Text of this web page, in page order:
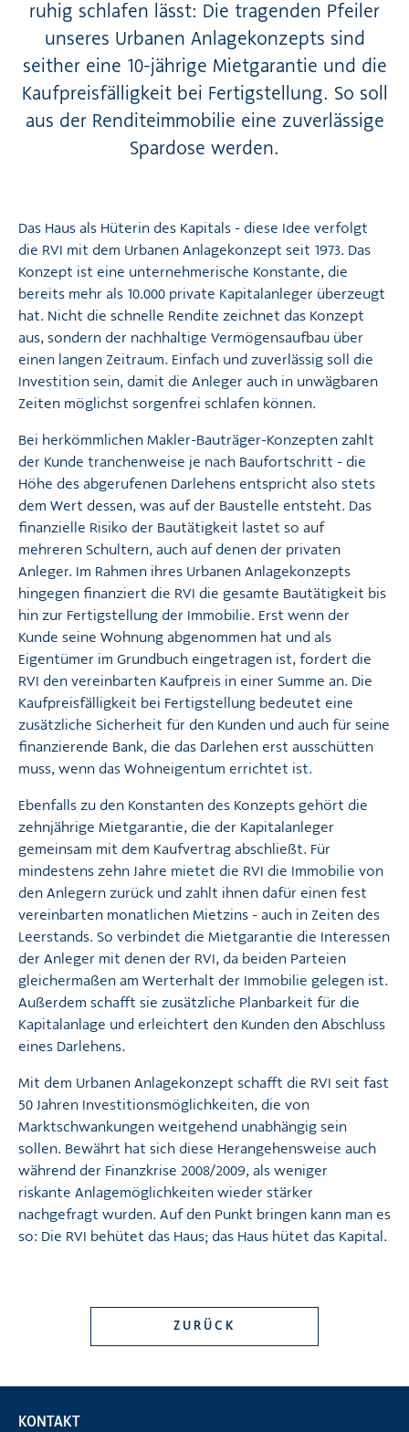
ruhig schlafen lässt: Die tragenden Pfeiler
unseres Urbanen Anlagekonzepts sind
seither eine 10-jährige Mietgarantie und die
Kaufpreisfälligkeit bei Fertigstellung. So soll
aus der Renditeimmobilie eine zuverlässige
Spardose werden.
Das Haus als Hüterin des Kapitals - diese Idee verfolgt
die RVI mit dem Urbanen Anlagekonzept seit 1973. Das
Konzept ist eine unternehmerische Konstante, die
bereits mehr als 10.000 private Kapitalanleger überzeugt
hat. Nicht die schnelle Rendite zeichnet das Konzept
aus, sondern der nachhaltige Vermögensaufbau über
einen langen Zeitraum. Einfach und zuverlässig soll die
Investition sein, damit die Anleger auch in unwägbaren
Zeiten möglichst sorgenfrei schlafen können.
Bei herkömmlichen Makler-Bauträger-Konzepten zahlt
der Kunde tranchenweise je nach Baufortschritt - die
Höhe des abgerufenen Darlehens entspricht also stets
dem Wert dessen, was auf der Baustelle entsteht. Das
finanzielle Risiko der Bautätigkeit lastet so auf
mehreren Schultern, auch auf denen der privaten
Anleger. Im Rahmen ihres Urbanen Anlagekonzepts
hingegen finanziert die RVI die gesamte Bautätigkeit bis
hin zur Fertigstellung der Immobilie. Erst wenn der
Kunde seine Wohnung abgenommen hat und als
Eigentümer im Grundbuch eingetragen ist, fordert die
RVI den vereinbarten Kaufpreis in einer Summe an. Die
Kaufpreisfälligkeit bei Fertigstellung bedeutet eine
zusätzliche Sicherheit für den Kunden und auch für seine
finanzierende Bank, die das Darlehen erst ausschütten
muss, wenn das Wohneigentum errichtet ist.
Ebenfalls zu den Konstanten des Konzepts gehört die
zehnjährige Mietgarantie, die der Kapitalanleger
gemeinsam mit dem Kaufvertrag abschließt. Für
mindestens zehn Jahre mietet die RVI die Immobilie von
den Anlegern zurück und zahlt ihnen dafür einen fest
vereinbarten monatlichen Mietzins - auch in Zeiten des
Leerstands. So verbindet die Mietgarantie die Interessen
der Anleger mit denen der RVI, da beiden Parteien
gleichermaßen am Werterhalt der Immobilie gelegen ist.
Außerdem schafft sie zusätzliche Planbarkeit für die
Kapitalanlage und erleichtert den Kunden den Abschluss
eines Darlehens.
Mit dem Urbanen Anlagekonzept schafft die RVI seit fast
50 Jahren Investitionsmöglichkeiten, die von
Marktschwankungen weitgehend unabhängig sein
sollen. Bewährt hat sich diese Herangehensweise auch
während der Finanzkrise 2008/2009, als weniger
riskante Anlagemöglichkeiten wieder stärker
nachgefragt wurden. Auf den Punkt bringen kann man es
so: Die RVI behütet das Haus; das Haus hütet das Kapital.
ZURÜCK
KONTAKT